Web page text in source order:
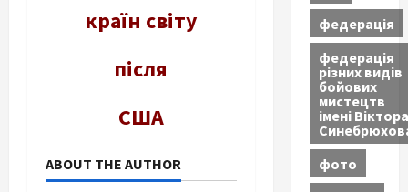
країн світу
після
США
ABOUT THE AUTHOR
федерація
федерація
різних видів
бойових
мистецтв
імені Віктора
фото